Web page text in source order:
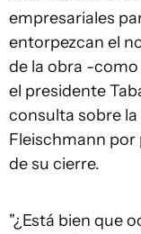
empresariales
entorpezcan el
de la obra -
el presidente
consulta sobre
Fleischmann por
de su cierre.
"¿Está bien que